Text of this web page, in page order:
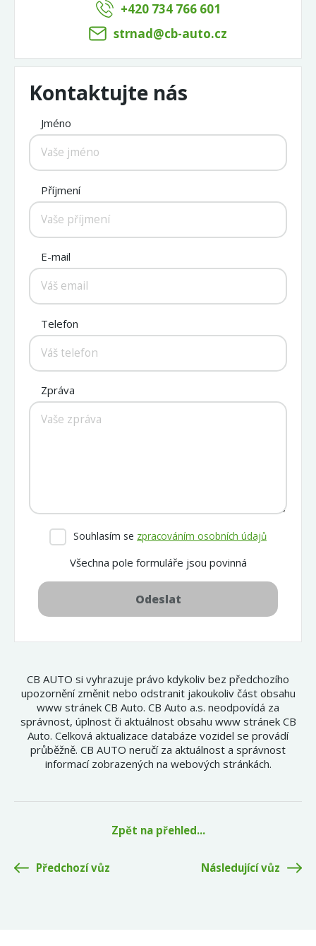
+420 734 766 601
strnad@cb-auto.cz
Kontaktujte nás
Jméno
Příjmení
E-mail
Telefon
Zpráva
Souhlasím se zpracováním osobních údajů
Všechna pole formuláře jsou povinná
Odeslat
CB AUTO si vyhrazuje právo kdykoliv bez předchozího
upozornění změnit nebo odstranit jakoukoliv část obsahu
www stránek CB Auto. CB Auto a.s. neodpovídá za
správnost, úplnost či aktuálnost obsahu www stránek CB
Auto. Celková aktualizace databáze vozidel se provádí
průběžně. CB AUTO neručí za aktuálnost a správnost
informací zobrazených na webových stránkách.
Zpět na přehled...
Předchozí vůz Následující vůz